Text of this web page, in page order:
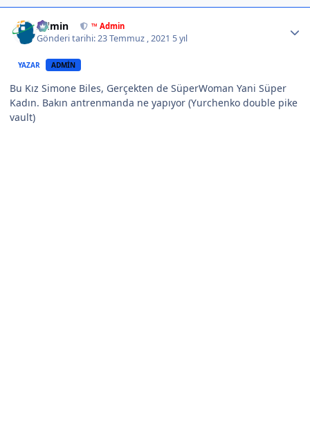
Admin ™ Admin
Gönderi tarihi:23 Temmuz , 2021 5 yıl
YAZAR ADMIN
Bu Kız Simone Biles, Gerçekten de SüperWoman Yani Süper
Kadın. Bakın antrenmanda ne yapıyor (Yurchenko double pike
vault)